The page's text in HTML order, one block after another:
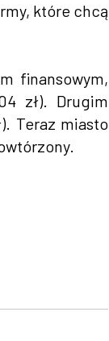
które chcą
finansowym,
zł). Drugim
Teraz miasto